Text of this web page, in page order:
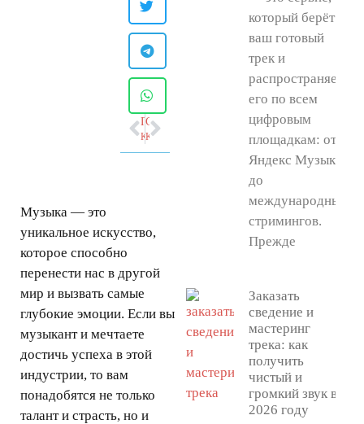
ПРЕДЫДУЩАЯ
Как снять музыкальный клип?
СЛЕДУЮЩАЯ
Как записать песню?
Музыка — это
уникальное искусство,
которое способно
перенести нас в другой
мир и вызвать самые
глубокие эмоции. Если вы
музыкант и мечтаете
достичь успеха в этой
индустрии, то вам
понадобятся не только
талант и страсть, но и
который берёт
ваш готовый
трек и
распространяет
его по всем
цифровым
площадкам: от
Яндекс Музыки
до
международных
стримингов.
Прежде
Заказать
сведение и
мастеринг
трека: как
получить
чистый и
громкий звук в
2026 году